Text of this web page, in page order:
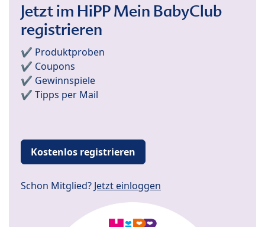
Jetzt im HiPP Mein BabyClub
registrieren
✔️ Produktproben
✔️ Coupons
✔️ Gewinnspiele
✔️ Tipps per Mail
Kostenlos registrieren
Schon Mitglied? Jetzt einloggen